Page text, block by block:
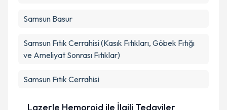
Samsun Basur
Samsun Fıtık Cerrahisi (Kasık Fıtıkları, Göbek Fıtığı
ve Ameliyat Sonrası Fıtıklar)
Samsun Fıtık Cerrahisi
Lazerle Hemoroid ile İlgili Tedaviler